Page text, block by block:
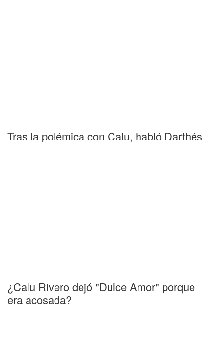
Tras la polémica con Calu, habló Darthés
¿Calu Rivero dejó "Dulce Amor" porque
era acosada?